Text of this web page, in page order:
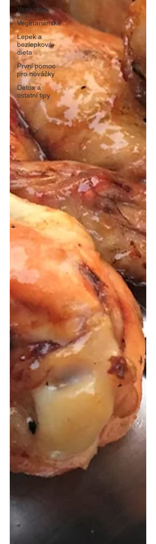
Veganské
Vegetariánské
Lepek a
bezlepková
dieta
První pomoc
pro nováčky
Detox a
ostatní tipy